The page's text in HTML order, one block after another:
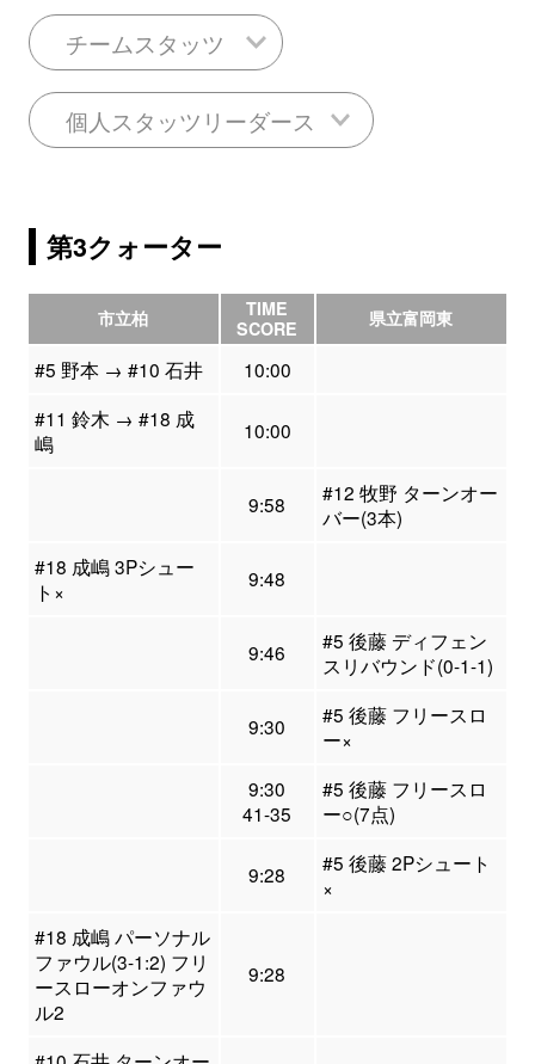
チームスタッツ
個人スタッツリーダース
第3クォーター
市立柏
TIME
SCORE
県立富岡東
#5 野本 → #10 石井
10:00
#11 鈴木 → #18 成
嶋
10:00
9:58
#12 牧野 ターンオー
バー(3本)
#18 成嶋 3Pシュー
ト×
9:48
9:46
#5 後藤 ディフェン
スリバウンド(0-1-1)
9:30
#5 後藤 フリースロ
ー×
9:30
41-35
#5 後藤 フリースロ
ー○(7点)
9:28
#5 後藤 2Pシュート
×
#18 成嶋 パーソナル
ファウル(3-1:2) フリ
ースローオンファウ
ル2
9:28